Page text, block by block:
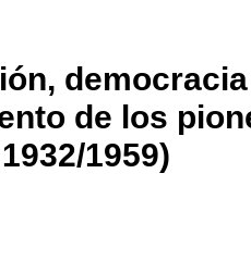
de los
1959)